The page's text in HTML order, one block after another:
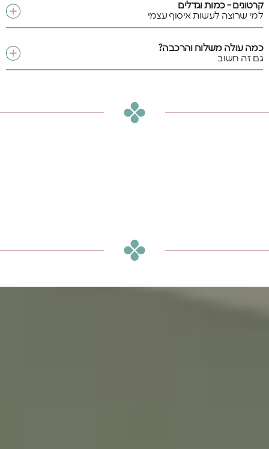
קרטונים - כמות וגדלים
למי שרוצה לעשות איסוף עצמי
כמה עולה משלוח והרכבה?
גם זה חשוב